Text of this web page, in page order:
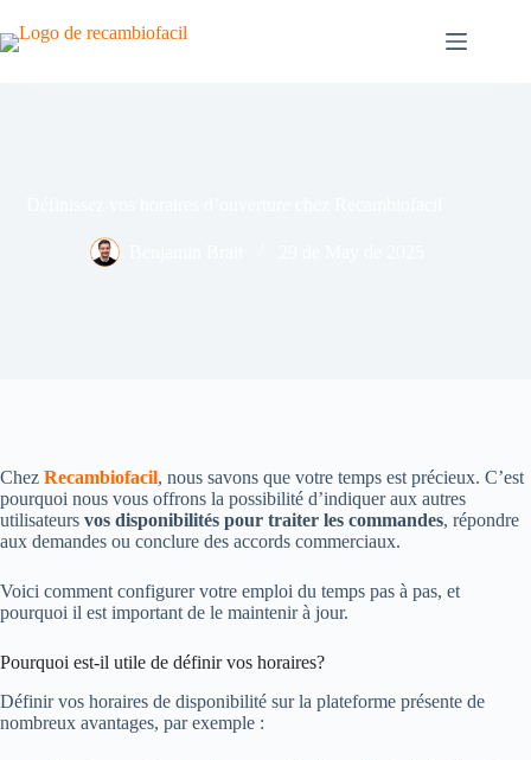
to
content
Chez Recambiofacil, nous savons que votre temps est précieux. C’est
pourquoi nous vous offrons la possibilité d’indiquer aux autres
utilisateurs vos disponibilités pour traiter les commandes, répondre
aux demandes ou conclure des accords commerciaux.
Voici comment configurer votre emploi du temps pas à pas, et
pourquoi il est important de le maintenir à jour.
Pourquoi est-il utile de définir vos horaires?
Définir vos horaires de disponibilité sur la plateforme présente de
nombreux avantages, par exemple :